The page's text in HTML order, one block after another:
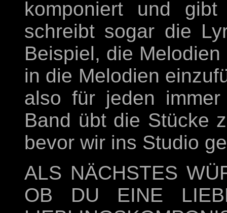
komponiert und
schreibt sogar die
Beispiel, die
in die Melodien
also für jeden
Band übt die Stücke
bevor wir ins Studio
ALS NÄCHSTES
OB DU EINE